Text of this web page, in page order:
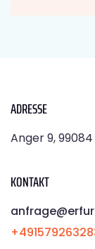
ADRESSE
Anger 9,
KONTAKT